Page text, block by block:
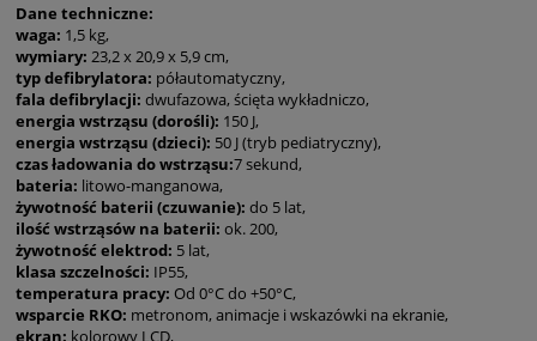
Dane techniczne:
waga: 1,5 kg,
wymiary: 23,2 x 20,9 x 5,9 cm,
typ defibrylatora: półautomatyczny,
fala defibrylacji: dwufazowa, ścięta wykładniczo,
energia wstrząsu (dorośli): 150 J,
energia wstrząsu (dzieci): 50 J (tryb pediatryczny),
czas ładowania do wstrząsu:7 sekund,
bateria: litowo-manganowa,
żywotność baterii (czuwanie): do 5 lat,
ilość wstrząsów na baterii: ok. 200,
żywotność elektrod: 5 lat,
klasa szczelności: IP55,
temperatura pracy: Od 0°C do +50°C,
wsparcie RKO: metronom, animacje i wskazówki na ekranie,
ekran: kolorowy LCD,